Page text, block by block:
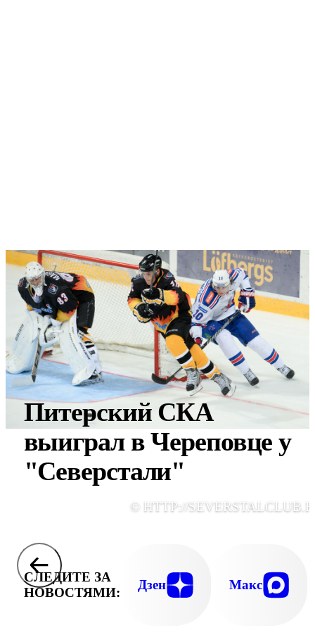
Питерский СКА
выиграл в Череповце у
"Северстали"
© HTTP://
СЛЕДИТЕ ЗА
НОВОСТЯМИ:
Дзен Макс